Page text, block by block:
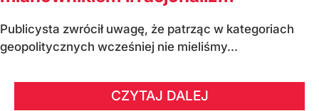
Publicysta zwrócił uwagę, że patrząc w kategoriach
geopolitycznych wcześniej nie mieliśmy...
CZYTAJ DALEJ